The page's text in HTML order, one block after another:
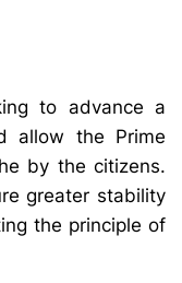
to advance a
allow the Prime
by the citizens.
greater stability
the principle of